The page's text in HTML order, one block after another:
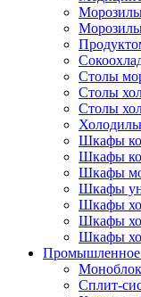
Столы
Столы
Столы
Шкафы
Шкафы
Шкафы
Шкафы
Шкафы
Шкафы
Шкафы
Промышленное
Сплит-